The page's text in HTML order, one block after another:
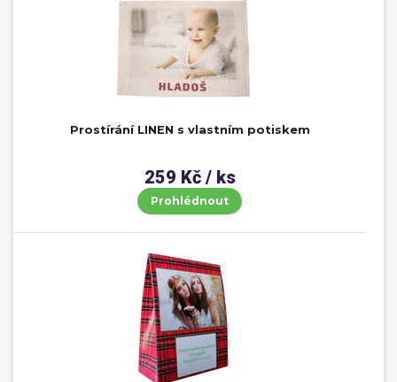
Prostírání LINEN s vlastním potiskem
259 Kč / ks
Prohlédnout